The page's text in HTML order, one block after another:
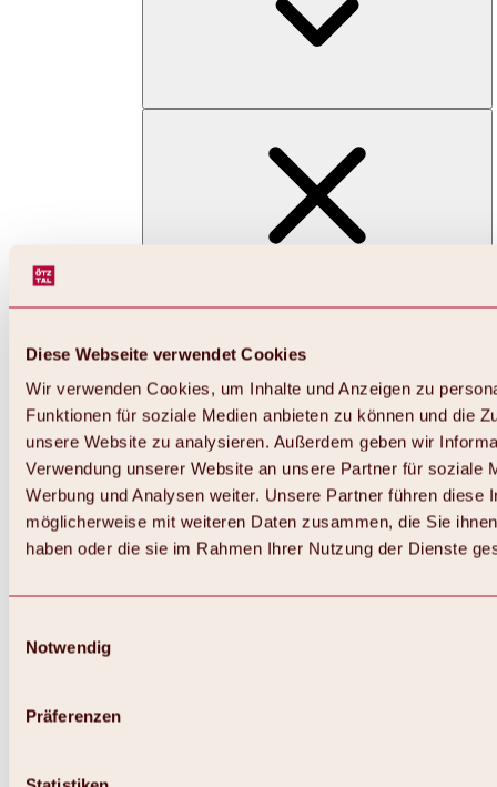
Diese Webseite verwendet Cookies
Wir verwenden Cookies, um Inhalte und Anzeigen zu
Funktionen für soziale Medien anbieten zu können und die
unsere Website zu analysieren. Außerdem geben wir
Verwendung unserer Website an unsere Partner für soziale
Werbung und Analysen weiter. Unsere Partner führen diese
möglicherweise mit weiteren Daten zusammen, die Sie
haben oder die sie im Rahmen Ihrer Nutzung der Dienste
Notwendig
Präferenzen